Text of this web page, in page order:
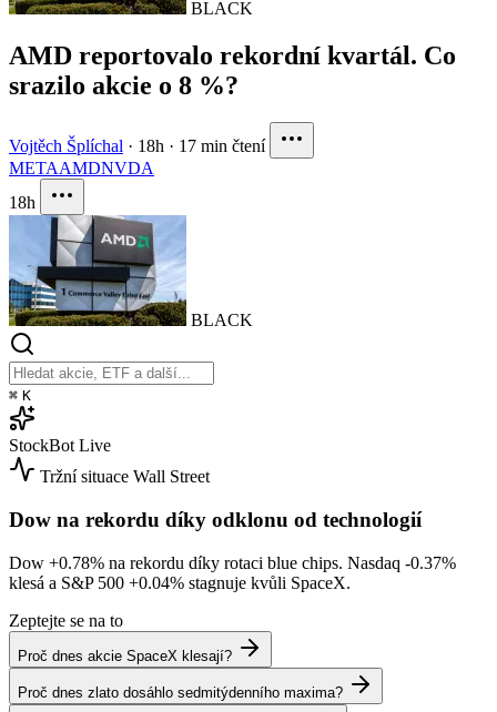
BLACK
AMD reportovalo rekordní kvartál. Co
srazilo akcie o 8 %?
Vojtěch Šplíchal · 18h · 17 min čtení
METAAMDNVDA
18h
BLACK
⌘ K
StockBot Live
Tržní situace Wall Street
Dow na rekordu díky odklonu od technologií
Dow +0.78% na rekordu díky rotaci blue chips. Nasdaq -0.37%
klesá a S&P 500 +0.04% stagnuje kvůli SpaceX.
Zeptejte se na to
Proč dnes akcie SpaceX klesají?
Proč dnes zlato dosáhlo sedmitýdenního maxima?